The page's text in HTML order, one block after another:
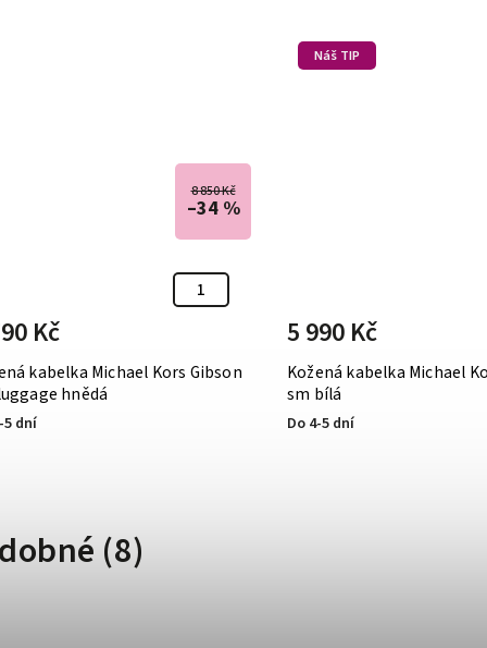
8 850 Kč
–34 %
kabelka Michael Kors Gibson
hnědá
5 dní
Kč
Náš TIP
Kožená kabelka Michael
sm bílá
Do 4-5 dní
5 990 Kč
(8)